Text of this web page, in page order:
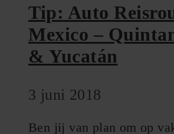
Tip: Auto
Mexico –
& Yucatán
3 juni 2018
Ben jij van plan om op